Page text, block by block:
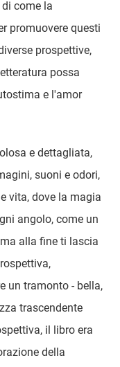
come la
promuovere questi
prospettive,
possa
e l'amor
e dettagliata,
suoni e odori,
vita, dove la magia
angolo, come un
alla fine ti lascia
un tramonto - bella,
trascendente
il libro era
della